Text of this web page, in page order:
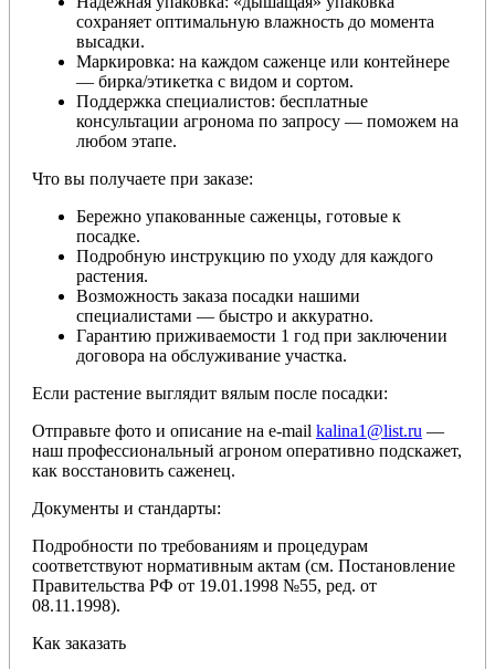
сохраняет оптимальную влажность до момента
высадки.
Маркировка: на каждом саженце или контейнере
— бирка/этикетка с видом и сортом.
Поддержка специалистов: бесплатные
консультации агронома по запросу — поможем на
любом этапе.
Что вы получаете при заказе:
Бережно упакованные саженцы, готовые к
посадке.
Подробную инструкцию по уходу для каждого
растения.
Возможность заказа посадки нашими
специалистами — быстро и аккуратно.
Гарантию приживаемости 1 год при заключении
договора на обслуживание участка.
Если растение выглядит вялым после посадки:
Отправьте фото и описание на e-mail kalina1@list.ru —
наш профессиональный агроном оперативно подскажет,
как восстановить саженец.
Документы и стандарты:
Подробности по требованиям и процедурам
соответствуют нормативным актам (см. Постановление
Правительства РФ от 19.01.1998 №55, ред. от
08.11.1998).
Как заказать